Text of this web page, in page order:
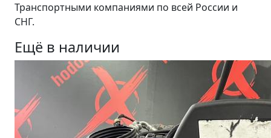
Транспортными компаниями по всей России и
СНГ.
Ещё в наличии